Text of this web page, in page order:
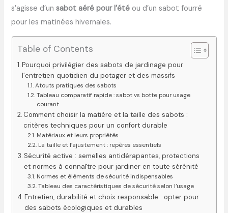
s’agisse d’unsabot aéré pour l’été ou d’un sabot fourré
pour les matinées hivernales.
Table of Contents
Pourquoi privilégier des sabots de jardinage pour
l’entretien quotidien du potager et des massifs
Atouts pratiques des sabots
Tableau comparatif rapide : sabot vs botte pour usage
courant
Comment choisir la matière et la taille des sabots :
critères techniques pour un confort durable
Matériaux et leurs propriétés
La taille et l’ajustement : repères essentiels
Sécurité active : semelles antidérapantes, protections
et normes à connaître pour jardiner en toute sérénité
Normes et éléments de sécurité indispensables
Tableau des caractéristiques de sécurité selon l’usage
Entretien, durabilité et choix responsable : opter pour
des sabots écologiques et durables